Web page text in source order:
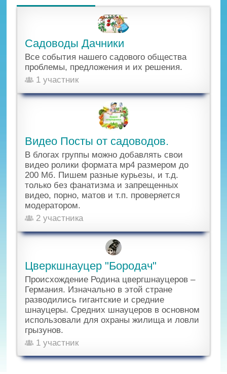
Садоводы Дачники
Все события нашего садового общества
проблемы, предложения и их решения.
1 участник
Видео Посты от садоводов.
В блогах группы можно добавлять свои
видео ролики формата мр4 размером до
200 Мб. Пишем разные курьезы, и т.д.
только без фанатизма и запрещенных
видео, порно, матов и т.п. проверяется
модератором.
2 участника
Цверкшнауцер "Бородач"
Происхождение Родина цвергшнауцеров –
Германия. Изначально в этой стране
разводились гигантские и средние
шнауцеры. Средних шнауцеров в основном
использовали для охраны жилища и ловли
грызунов.
1 участник